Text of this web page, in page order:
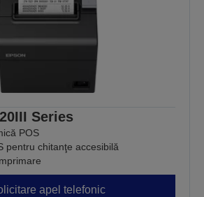
Series
POS
pentru chitanţe accesibilă
apel telefonic